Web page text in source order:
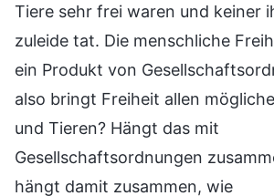
Tiere sehr frei waren und keiner
zuleide tat. Die menschliche
ein Produkt von
also bringt Freiheit allen
und Tieren? Hängt das mit
Gesellschaftsordnungen
hängt damit zusammen, wie